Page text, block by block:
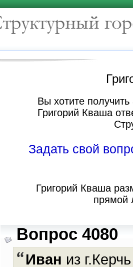
Вы хотите
Григорий Кваша
Задать свой
Григорий Кваша
прямой
Вопрос 4080
Иван из